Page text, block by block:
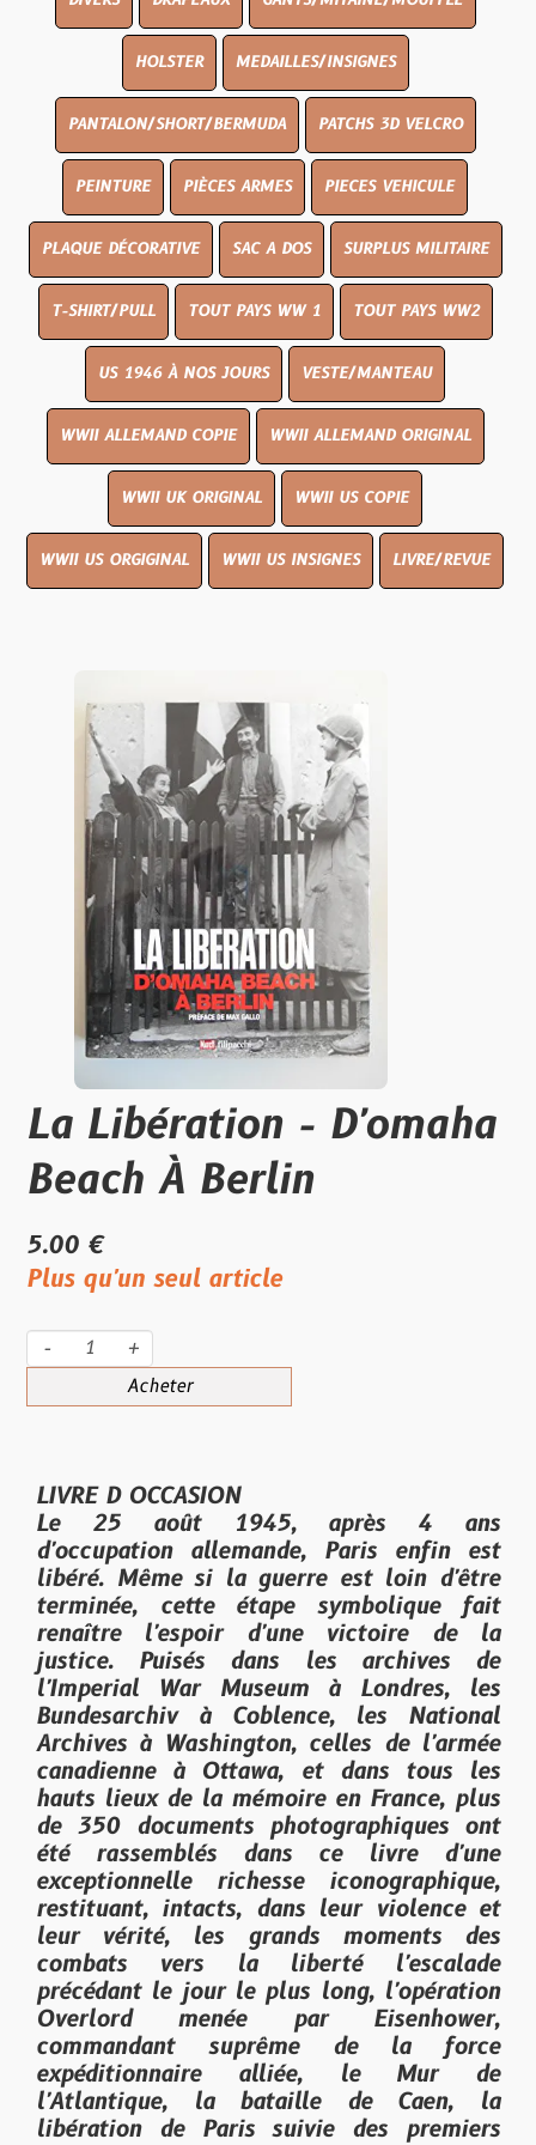
HOLSTER MEDAILLES/INSIGNES
PANTALON/SHORT/BERMUDA PATCHS 3D VELCRO
PEINTURE PIÈCES ARMES PIECES VEHICULE
PLAQUE DÉCORATIVE SAC A DOS SURPLUS MILITAIRE
T-SHIRT/PULL TOUT PAYS WW 1 TOUT PAYS WW2
US 1946 À NOS JOURS VESTE/MANTEAU
WWII ALLEMAND COPIE WWII ALLEMAND ORIGINAL
WWII UK ORIGINAL WWII US COPIE
WWII US ORGIGINAL WWII US INSIGNES LIVRE/REVUE
La Libération - D'omaha
Beach À Berlin
5.00 €
Plus qu'un seul article
- +
Acheter
LIVRE D OCCASION
Le 25 août 1945, après 4 ans
d'occupation allemande, Paris enfin est
libéré. Même si la guerre est loin d'être
terminée, cette étape symbolique fait
renaître l'espoir d'une victoire de la
justice. Puisés dans les archives de
l'Imperial War Museum à Londres, les
Bundesarchiv à Coblence, les National
Archives à Washington, celles de l'armée
canadienne à Ottawa, et dans tous les
hauts lieux de la mémoire en France, plus
de 350 documents photographiques ont
été rassemblés dans ce livre d'une
exceptionnelle richesse iconographique,
restituant, intacts, dans leur violence et
leur vérité, les grands moments des
combats vers la liberté l'escalade
précédant le jour le plus long, l'opération
Overlord menée par Eisenhower,
commandant suprême de la force
expéditionnaire alliée, le Mur de
l'Atlantique, la bataille de Caen, la
libération de Paris suivie des premiers